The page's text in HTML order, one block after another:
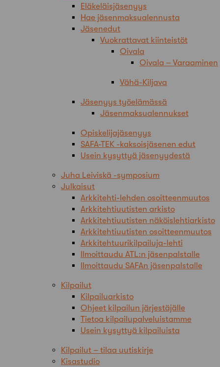
Eläkeläisjäsenyys
Hae jäsenmaksualennusta
Jäsenedut
Vuokrattavat kiinteistöt
Oivala
Oivala – Varaaminen
Vähä-Kiljava
Jäsenyys työelämässä
Jäsenmaksualennukset
Opiskelijajäsenyys
SAFA-TEK -kaksoisjäsenen edut
Usein kysyttyä jäsenyydestä
Juha Leiviskä -symposium
Julkaisut
Arkkitehti-lehden osoitteenmuutos
Arkkitehtiuutisten arkisto
Arkkitehtiuutisten näköislehtiarkisto
Arkkitehtiuutisten osoitteenmuutos
Arkkitehtuurikilpailuja-lehti
Ilmoittaudu ATL:n jäsenpalstalle
Ilmoittaudu SAFAn jäsenpalstalle
Kilpailut
Kilpailuarkisto
Ohjeet kilpailun järjestäjälle
Tietoa kilpailupalveluistamme
Usein kysyttyä kilpailuista
Kilpailut – tilaa uutiskirje
Kisastudio